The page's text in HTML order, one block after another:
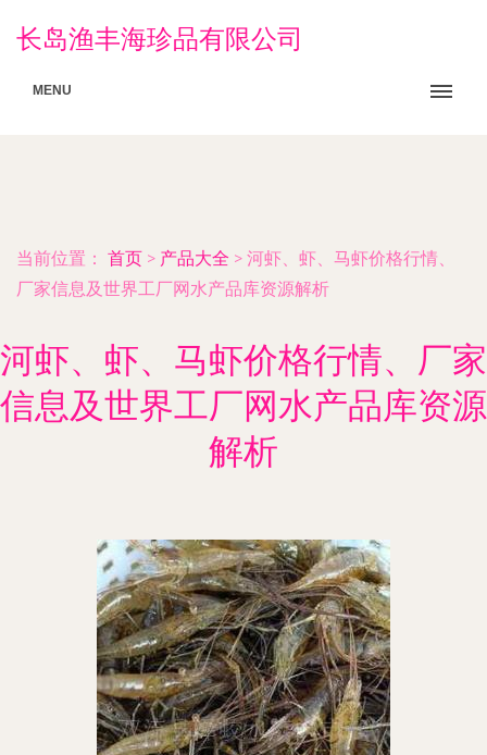
长岛渔丰海珍品有限公司
MENU
当前位置： 首页 > 产品大全 > 河虾、虾、马虾价格行情、
厂家信息及世界工厂网水产品库资源解析
河虾、虾、马虾价格行情、厂家
信息及世界工厂网水产品库资源
解析